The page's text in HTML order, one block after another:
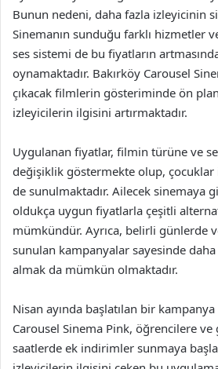
Bunun nedeni, daha fazla izleyicinin
Sinemanın sunduğu farklı hizmetler
ses sistemi de bu fiyatların
oynamaktadır. Bakırköy Carousel
çıkacak filmlerin gösteriminde ön
izleyicilerin ilgisini artırmaktadır.
Uygulanan fiyatlar, filmin türüne ve
değişiklik göstermekte olup,
de sunulmaktadır. Ailecek sinemaya
oldukça uygun fiyatlarla çeşitli
mümkündür. Ayrıca, belirli günlerde
sunulan kampanyalar sayesinde
almak da mümkün olmaktadır.
Nisan ayında başlatılan bir
Carousel Sinema Pink, öğrencilere
saatlerde ek indirimler sunmaya